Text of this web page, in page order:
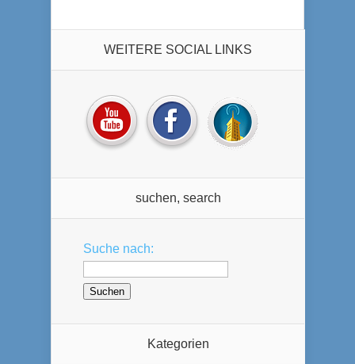
WEITERE SOCIAL LINKS
suchen, search
Suche nach:
Kategorien